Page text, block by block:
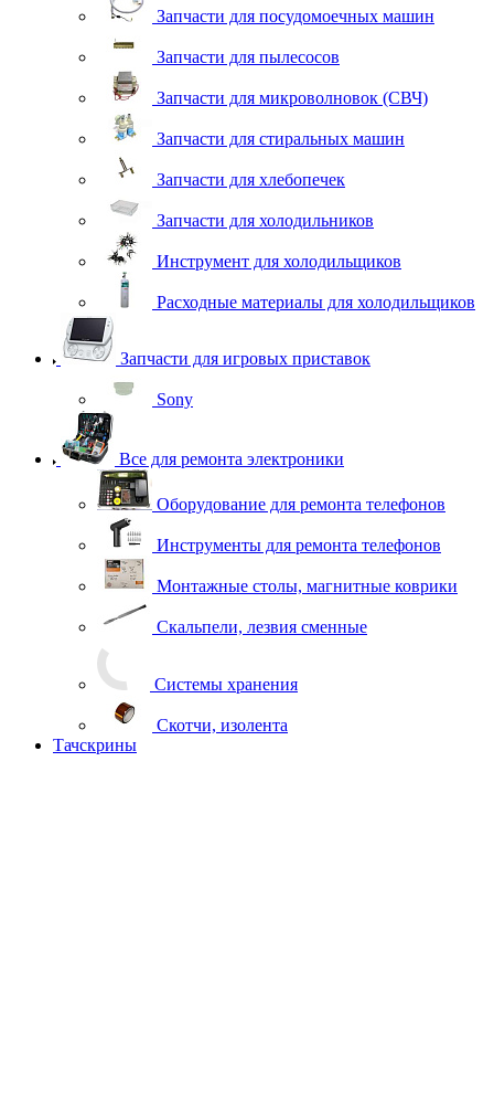
Запчасти для посудомоечных машин
Запчасти для пылесосов
Запчасти для микроволновок (СВЧ)
Запчасти для стиральных машин
Запчасти для хлебопечек
Запчасти для холодильников
Инструмент для холодильщиков
Расходные материалы для холодильщиков
Запчасти для игровых приставок
Sony
Все для ремонта электроники
Оборудование для ремонта телефонов
Инструменты для ремонта телефонов
Монтажные столы, магнитные коврики
Скальпели, лезвия сменные
Тачскрины